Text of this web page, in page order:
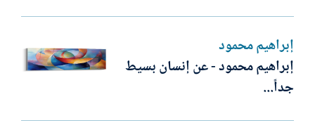
إبراهيم محمود
إبراهيم محمود - عن إنسان بسيط
جداً...